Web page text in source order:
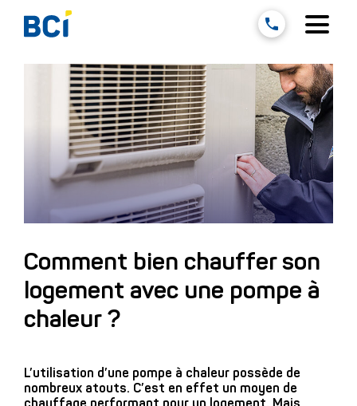
Menu
Comment bien chauffer son
logement avec une pompe à
chaleur ?
L’utilisation d’une pompe à chaleur possède de
nombreux atouts. C’est en effet un moyen de
Remplissez les informations
Nom*
Email*
Téléphone*